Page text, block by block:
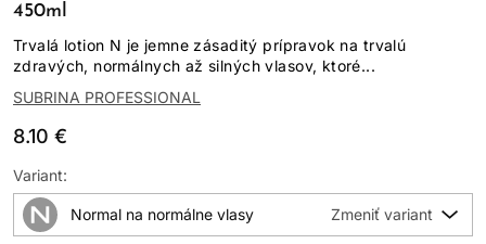
450ml
Trvalá lotion N je jemne zásaditý prípravok na trvalú
zdravých, normálnych až silných vlasov, ktoré...
SUBRINA PROFESSIONAL
8.10 €
Variant:
Normal na normálne vlasy